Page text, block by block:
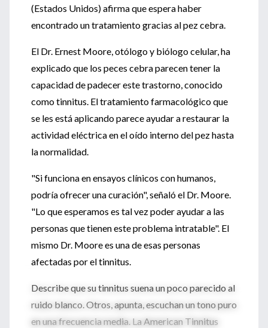
(Estados Unidos) afirma que espera haber
encontrado un tratamiento gracias al pez cebra.
El Dr. Ernest Moore, otólogo y biólogo celular, ha
explicado que los peces cebra parecen tener la
capacidad de padecer este trastorno, conocido
como tinnitus. El tratamiento farmacológico que
se les está aplicando parece ayudar a restaurar la
actividad eléctrica en el oído interno del pez hasta
la normalidad.
"Si funciona en ensayos clínicos con humanos,
podría ofrecer una curación", señaló el Dr. Moore.
"Lo que esperamos es tal vez poder ayudar a las
personas que tienen este problema intratable". El
mismo Dr. Moore es una de esas personas
afectadas por el tinnitus.
Describe que su tinnitus suena un poco parecido al
ruido blanco. Otros, apunta, escuchan un tono puro
en una frecuencia media. La American Tinnitus